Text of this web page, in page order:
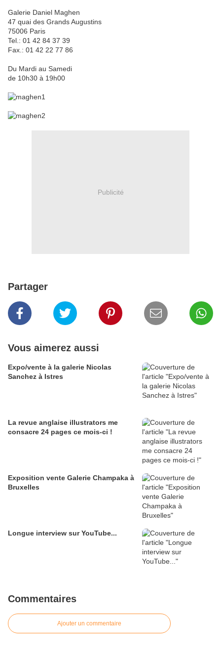
Galerie Daniel Maghen
47 quai des Grands Augustins
75006 Paris
Tel.: 01 42 84 37 39
Fax.: 01 42 22 77 86
Du Mardi au Samedi
de 10h30 à 19h00
Publicité
Partager
Vous aimerez aussi
Expo/vente à la galerie Nicolas
Sanchez à Istres
La revue anglaise illustrators me
consacre 24 pages ce mois-ci !
Exposition vente Galerie Champaka à
Bruxelles
Longue interview sur YouTube...
Commentaires
Ajouter un commentaire